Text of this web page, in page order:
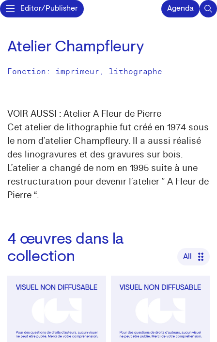
Editor/Publisher Agenda
Atelier Champfleury
Fonction: imprimeur, lithographe
VOIR AUSSI : Atelier A Fleur de Pierre
Cet atelier de lithographie fut créé en 1974 sous
le nom d’atelier Champfleury. Il a aussi réalisé
des linogravures et des gravures sur bois.
L’atelier a changé de nom en 1995 suite à une
restructuration pour devenir l’atelier “ A Fleur de
Pierre “.
4 œuvres dans la
collection
All